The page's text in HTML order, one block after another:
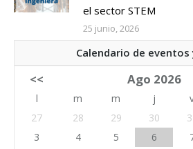
el sector STEM
25 junio, 2026
Calendario de eventos
<< Ago 2026
l m m j
27
28 29 30
3
4 5 6